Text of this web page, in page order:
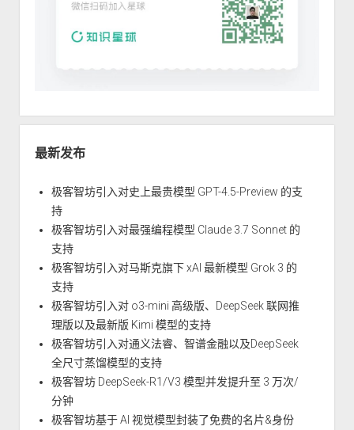
最新发布
极客智坊引入对史上最贵模型 GPT-4.5-Preview 的支
持
极客智坊引入对最强编程模型 Claude 3.7 Sonnet 的
支持
极客智坊引入对马斯克旗下 xAI 最新模型 Grok 3 的
支持
极客智坊引入对 o3-mini 高级版、DeepSeek 联网推
理版以及最新版 Kimi 模型的支持
极客智坊引入对通义法睿、智谱金融以及DeepSeek
全尺寸蒸馏模型的支持
极客智坊 DeepSeek-R1/V3 模型并发提升至 3 万次/
分钟
极客智坊基于 AI 视觉模型封装了免费的名片&身份